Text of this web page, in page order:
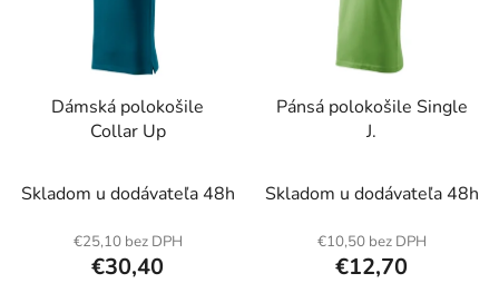
k
Dámská polokošile
Collar Up
Skladom u dodávateľa 48h
€25,10 bez DPH
€30,40
Pánsá polokošile Single
J.
Skladom u dodávateľa 48h
€10,50 bez DPH
€12,70